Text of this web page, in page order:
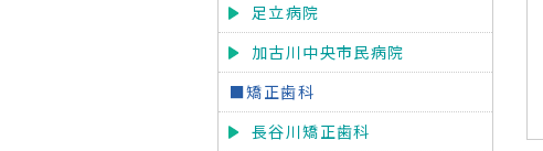
足立病院
加古川中央市民病院
■矯正歯科
長谷川矯正歯科